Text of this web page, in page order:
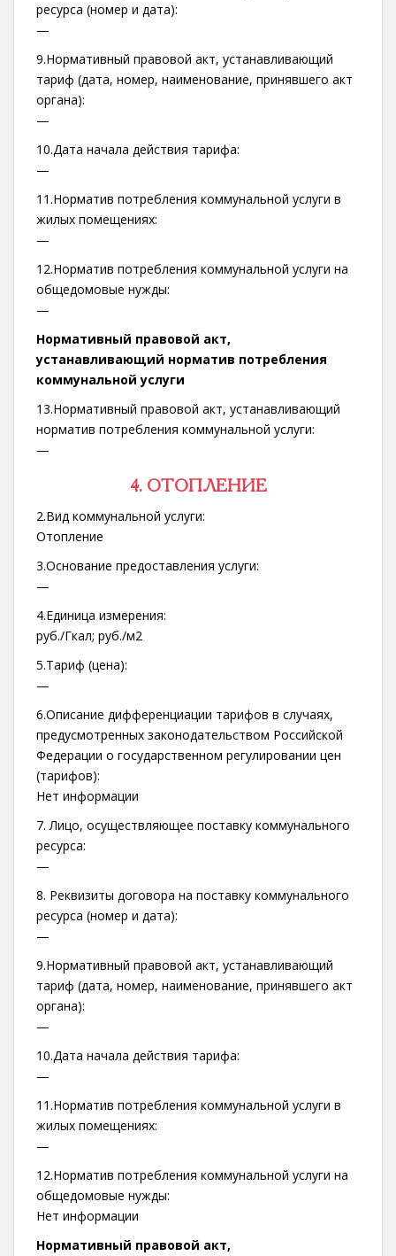
ресурса (номер и дата):
—
9.Нормативный правовой акт, устанавливающий
тариф (дата, номер, наименование, принявшего акт
органа):
—
10.Дата начала действия тарифа:
—
11.Норматив потребления коммунальной услуги в
жилых помещениях:
—
12.Норматив потребления коммунальной услуги на
общедомовые нужды:
—
Нормативный правовой акт,
устанавливающий норматив потребления
коммунальной услуги
13.Нормативный правовой акт, устанавливающий
норматив потребления коммунальной услуги:
—
4. ОТОПЛЕНИЕ
2.Вид коммунальной услуги:
Отопление
3.Основание предоставления услуги:
—
4.Единица измерения:
руб./Гкал; руб./м2
5.Тариф (цена):
—
6.Описание дифференциации тарифов в случаях,
предусмотренных законодательством Российской
Федерации о государственном регулировании цен
(тарифов):
Нет информации
7. Лицо, осуществляющее поставку коммунального
ресурса:
—
8. Реквизиты договора на поставку коммунального
ресурса (номер и дата):
—
9.Нормативный правовой акт, устанавливающий
тариф (дата, номер, наименование, принявшего акт
органа):
—
10.Дата начала действия тарифа:
—
11.Норматив потребления коммунальной услуги в
жилых помещениях:
—
12.Норматив потребления коммунальной услуги на
общедомовые нужды:
Нет информации
Нормативный правовой акт,